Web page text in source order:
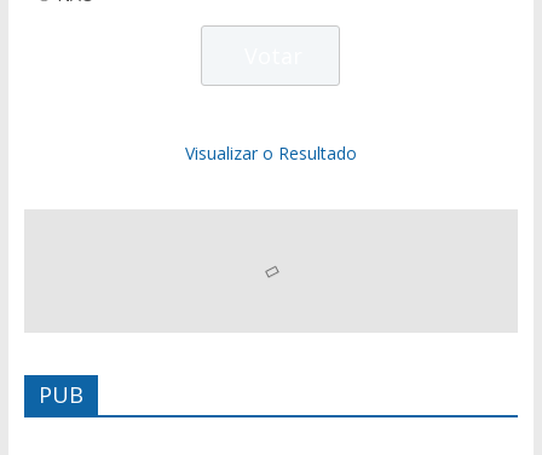
Visualizar o Resultado
PUB